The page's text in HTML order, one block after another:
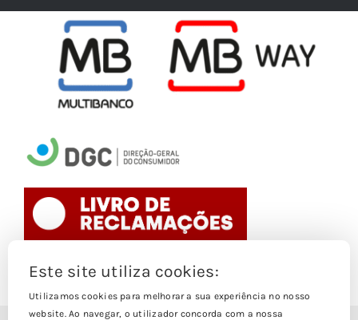
Toggle
Navigation
Politica de Cookies
Este site utiliza cookies:
Utilizamos cookies para melhorar a sua experiência no nosso
website. Ao navegar, o utilizador concorda com a nossa